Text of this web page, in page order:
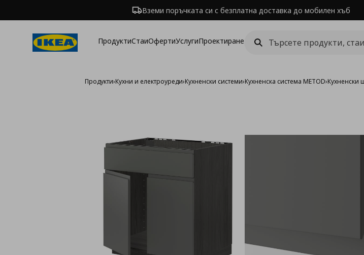
Вземи поръчката си с безплатна доставка до мобилен хъб
ПродуктиСтаиОфертиУслугиПроектиране
Продукти›Кухни и електроуреди›Кухненски системи›Кухненска система METOD›Кухненски